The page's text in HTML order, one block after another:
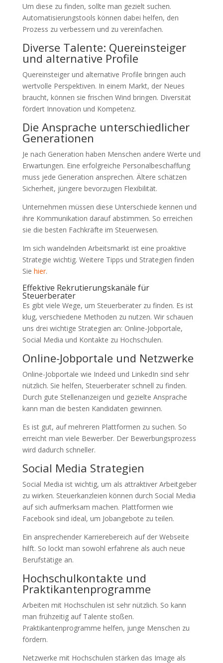
Um diese zu finden, sollte man gezielt suchen.
Automatisierungstools können dabei helfen, den
Prozess zu verbessern und zu vereinfachen.
Diverse Talente: Quereinsteiger
und alternative Profile
Quereinsteiger und alternative Profile bringen auch
wertvolle Perspektiven. In einem Markt, der Neues
braucht, können sie frischen Wind bringen. Diversität
fördert Innovation und Kompetenz.
Die Ansprache unterschiedlicher
Generationen
Je nach Generation haben Menschen andere Werte und
Erwartungen. Eine erfolgreiche Personalbeschaffung
muss jede Generation ansprechen. Ältere schätzen
Sicherheit, jüngere bevorzugen Flexibilität.
Unternehmen müssen diese Unterschiede kennen und
ihre Kommunikation darauf abstimmen. So erreichen
sie die besten Fachkräfte im Steuerwesen.
Im sich wandelnden Arbeitsmarkt ist eine proaktive
Strategie wichtig. Weitere Tipps und Strategien finden
Sie hier.
Effektive Rekrutierungskanäle für
Steuerberater
Es gibt viele Wege, um Steuerberater zu finden. Es ist
klug, verschiedene Methoden zu nutzen. Wir schauen
uns drei wichtige Strategien an: Online-Jobportale,
Social Media und Kontakte zu Hochschulen.
Online-Jobportale und Netzwerke
Online-Jobportale wie Indeed und LinkedIn sind sehr
nützlich. Sie helfen, Steuerberater schnell zu finden.
Durch gute Stellenanzeigen und gezielte Ansprache
kann man die besten Kandidaten gewinnen.
Es ist gut, auf mehreren Plattformen zu suchen. So
erreicht man viele Bewerber. Der Bewerbungsprozess
wird dadurch schneller.
Social Media Strategien
Social Media ist wichtig, um als attraktiver Arbeitgeber
zu wirken. Steuerkanzleien können durch Social Media
auf sich aufmerksam machen. Plattformen wie
Facebook sind ideal, um Jobangebote zu teilen.
Ein ansprechender Karrierebereich auf der Webseite
hilft. So lockt man sowohl erfahrene als auch neue
Berufstätige an.
Hochschulkontakte und
Praktikantenprogramme
Arbeiten mit Hochschulen ist sehr nützlich. So kann
man frühzeitig auf Talente stoßen.
Praktikantenprogramme helfen, junge Menschen zu
fördern.
Netzwerke mit Hochschulen stärken das Image als